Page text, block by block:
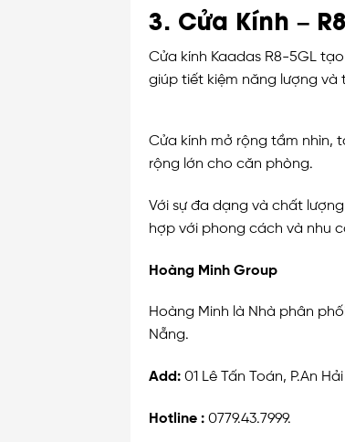
3. Cửa Kính –
Cửa kính Kaadas R8-5GL
giúp tiết kiệm năng lượng
Cửa kính mở rộng tầm nhìn,
rộng lớn cho căn phòng.
Với sự đa dạng và chất
hợp với phong cách và nhu
Hoàng Minh Group
Hoàng Minh là Nhà phân
Nẵng.
Add:01 Lê Tấn Toán, P.An
Hotline :0779.43.7999.